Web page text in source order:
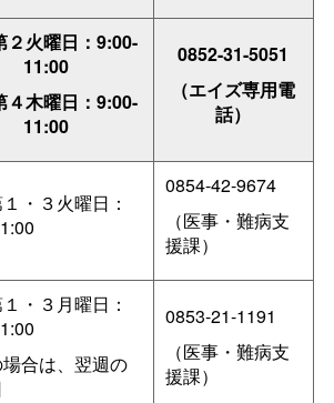
２火曜日：9:00-
11:00
４木曜日：9:00-
11:00
0852-31-5051
（エイズ専用電
話）
・３火曜日：
0854-42-9674
（医事・難病支
援課）
・３月曜日：
合は、翌週の
0853-21-1191
（医事・難病支
援課）